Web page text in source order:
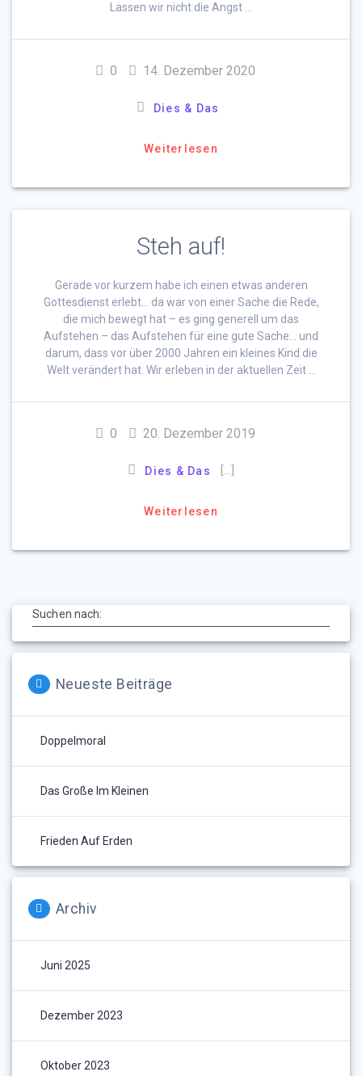
Lassen wir nicht die Angst …
0 14. Dezember 2020
Dies & Das
Weiterlesen
Steh auf!
Gerade vor kurzem habe ich einen etwas anderen
Gottesdienst erlebt… da war von einer Sache die Rede,
die mich bewegt hat – es ging generell um das
Aufstehen – das Aufstehen für eine gute Sache… und
darum, dass vor über 2000 Jahren ein kleines Kind die
Welt verändert hat. Wir erleben in der aktuellen Zeit …
0 20. Dezember 2019
Dies & Das
Weiterlesen
Suchen nach:
Neueste Beiträge
Doppelmoral
Das Große Im Kleinen
Frieden Auf Erden
Archiv
Juni 2025
Dezember 2023
Oktober 2023